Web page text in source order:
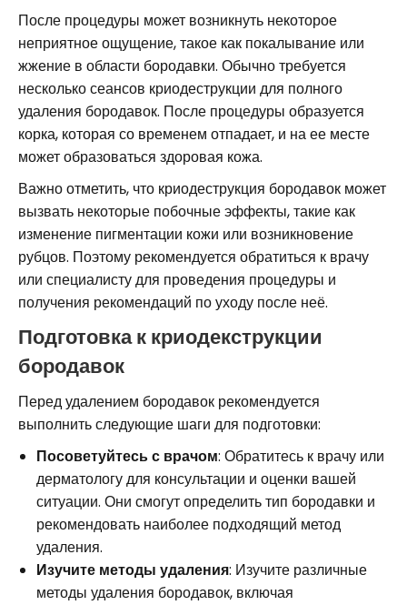
После процедуры может возникнуть некоторое
неприятное ощущение, такое как покалывание или
жжение в области бородавки. Обычно требуется
несколько сеансов криодеструкции для полного
удаления бородавок. После процедуры образуется
корка, которая со временем отпадает, и на ее месте
может образоваться здоровая кожа.
Важно отметить, что криодеструкция бородавок может
вызвать некоторые побочные эффекты, такие как
изменение пигментации кожи или возникновение
рубцов. Поэтому рекомендуется обратиться к врачу
или специалисту для проведения процедуры и
получения рекомендаций по уходу после неё.
Подготовка к криодекструкции
бородавок
Перед удалением бородавок рекомендуется
выполнить следующие шаги для подготовки:
Посоветуйтесь с врачом: Обратитесь к врачу или
дерматологу для консультации и оценки вашей
ситуации. Они смогут определить тип бородавки и
рекомендовать наиболее подходящий метод
удаления.
Изучите методы удаления: Изучите различные
методы удаления бородавок, включая